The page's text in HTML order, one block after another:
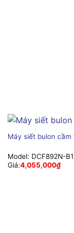
Máy siết bulon cầm
Model: DCF892N-B1
Giá:4,055,000₫